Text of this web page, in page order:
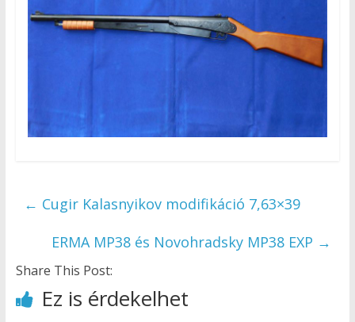
← Cugir Kalasnyikov modifikáció 7,63×39
ERMA MP38 és Novohradsky MP38 EXP →
Share This Post:
Ez is érdekelhet